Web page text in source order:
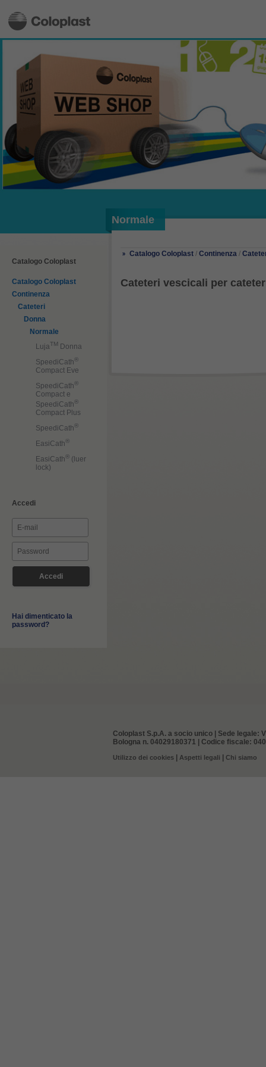
Normale
Catalogo Coloplast
Catalogo Coloplast
Continenza
Cateteri
Donna
Normale
LujaTM Donna
SpeediCath ®
Compact Eve
SpeediCath ®
Compact e
SpeediCath ®
Compact Plus
SpeediCath ®
EasiCath ®
EasiCath ® (luer
lock)
Accedi
Hai dimenticato la
password?
Catalogo Coloplast / Continenza /
Cateteri vescicali per
Coloplast S.p.A. a socio unico | Sede legale:
Bologna n. 04029180371 | Codice fiscale:
Utilizzo dei cookies Aspetti legali Chi siamo